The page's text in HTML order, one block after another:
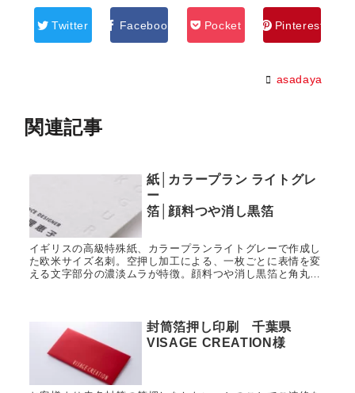
Twitter Facebook Pocket Pinterest
asadaya
関連記事
紙│カラープラン ライトグレ
ー
箔│顔料つや消し黒箔
イギリスの高級特殊紙、カラープランライトグレーで作成し
た欧米サイズ名刺。空押し加工による、一枚ごとに表情を変
える文字部分の濃淡ムラが特徴。顔料つや消し黒箔と角丸加
封筒箔押し印刷 千葉県
VISAGE CREATION様